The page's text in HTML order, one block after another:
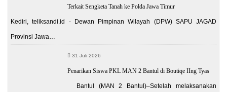
Terkait Sengketa Tanah ke Polda Jawa Timur
Kediri, teliksandi.id - Dewan Pimpinan Wilayah (DPW) SAPU JAGAD
Provinsi Jawa…
31 Juli 2026
Penarikan Siswa PKL MAN 2 Bantul di Boutiqe IIng Tyas
Bantul (MAN 2 Bantul)–Setelah melaksanakan